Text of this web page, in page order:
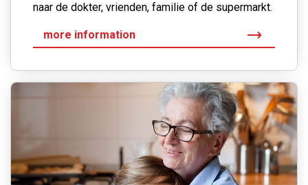
naar de dokter, vrienden, familie of de supermarkt.
more information